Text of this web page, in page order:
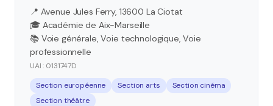
📍 Avenue Jules Ferry, 13600 La Ciotat
🎓 Académie de Aix-Marseille
📚 Voie générale, Voie technologique, Voie
professionnelle
UAI : 0131747D
Section européenne
Section arts
Section cinéma
Section théâtre